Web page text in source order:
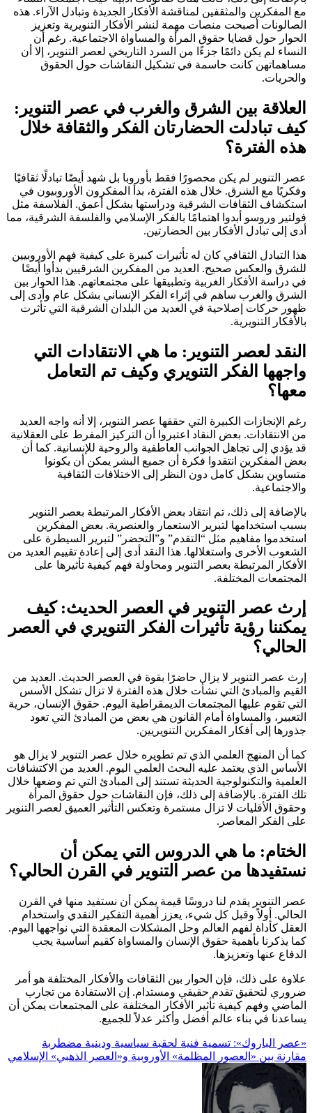
مع المفكرين والمثقفين لمناقشة الأفكار الجديدة وتبادل الآراء. هذه
الصالونات أصبحت منصات مهمة لنشر الأفكار التنويرية وتعزيز
الحوار حول قضايا حقوق المرأة والمساواة الاجتماعية. رغم أن
النساء لم يكن دائمًا جزءًا من السرد التاريخي لعصر التنوير، إلا أن
مساهماتهن كانت حاسمة في تشكيل النقاشات حول الحقوق
والحريات.
العلاقة بين الشرق والغرب في عصر التنوير:
كيف تبادلت الحضارتان الفكر والثقافة خلال
هذه الفترة؟
عصر التنوير لم يكن محصورًا فقط بأوروبا بل شهد أيضًا تبادلًا ثقافيًا
وفكريًا مع الشرق. خلال هذه الفترة، بدأ المفكرون الأوروبيون في
استكشاف الثقافات الشرقية ودراستها بشكل أعمق. الفلاسفة مثل
فولتير وروسو أبدوا اهتمامًا بالفكر الإسلامي والفلسفة الشرقية، مما
أدى إلى تبادل الأفكار بين الحضارتين.
هذا التبادل الثقافي كان له تأثيرات كبيرة على كيفية فهم الأوروبيين
للشرق والعكس صحيح. العديد من المفكرين الشرقيين بدأوا أيضًا
في دراسة الأفكار الغربية وتطبيقها على مجتمعاتهم. هذا الحوار بين
الشرق والغرب ساهم في إثراء الفكر الإنساني بشكل عام وأدى إلى
ظهور حركات إصلاحية في العديد من البلدان الشرقية التي تأثرت
بالأفكار التنويرية.
النقد لعصر التنوير: ما هي الانتقادات التي
واجهها الفكر التنويري وكيف تم التعامل
معها؟
رغم الإنجازات الكبيرة التي حققها عصر التنوير، إلا أنه واجه العديد
من الانتقادات. بعض النقاد اعتبروا أن التركيز المفرط على العقلانية
قد يؤدي إلى تجاهل الجوانب العاطفية والروحية للإنسانية. كما أن
بعض المفكرين انتقدوا فكرة أن جميع البشر يمكن أن يكونوا
متساوين بشكل كامل دون النظر إلى الاختلافات الثقافية
والاجتماعية.
بالإضافة إلى ذلك، تم انتقاد بعض الأفكار المرتبطة بعصر التنوير
بسبب استخدامها لتبرير الاستعمار والعنصرية. بعض المفكرين
استخدموا مفاهيم مثل “التقدم” و”التحضر” لتبرير السيطرة على
الشعوب الأخرى واستغلالها. هذا النقد أدى إلى إعادة تقييم العديد من
الأفكار المرتبطة بعصر التنوير ومحاولة فهم كيفية تأثيرها على
المجتمعات المختلفة.
إرث عصر التنوير في العصر الحديث: كيف
يمكننا رؤية تأثيرات الفكر التنويري في العصر
الحالي؟
إرث عصر التنوير لا يزال حاضرًا بقوة في العصر الحديث. العديد من
القيم والمبادئ التي نشأت خلال هذه الفترة لا تزال تشكل الأسس
التي تقوم عليها المجتمعات الديمقراطية اليوم. حقوق الإنسان، حرية
التعبير، والمساواة أمام القانون هي بعض من المبادئ التي تعود
جذورها إلى أفكار المفكرين التنويريين.
كما أن المنهج العلمي الذي تم تطويره خلال عصر التنوير لا يزال هو
الأساس الذي يعتمد عليه البحث العلمي اليوم. العديد من الاكتشافات
العلمية والتكنولوجية الحديثة تستند إلى المبادئ التي تم وضعها خلال
تلك الفترة. بالإضافة إلى ذلك، فإن النقاشات حول حقوق المرأة
وحقوق الأقليات لا تزال مستمرة وتعكس التأثير العميق لعصر التنوير
على الفكر المعاصر.
الختام: ما هي الدروس التي يمكن أن
نستفيدها من عصر التنوير في القرن الحالي؟
عصر التنوير يقدم لنا دروسًا قيمة يمكن أن نستفيد منها في القرن
الحالي. أولاً وقبل كل شيء، يعزز أهمية التفكير النقدي واستخدام
العقل كأداة لفهم العالم وحل المشكلات المعقدة التي نواجهها اليوم.
كما يذكرنا بأهمية حقوق الإنسان والمساواة كقيم أساسية يجب
الدفاع عنها وتعزيزها.
علاوة على ذلك، فإن الحوار بين الثقافات والأفكار المختلفة هو أمر
ضروري لتحقيق تقدم حقيقي ومستدام. إن الاستفادة من تجارب
الماضي وفهم كيفية تأثير الأفكار المختلفة على المجتمعات يمكن أن
يساعدنا في بناء عالم أفضل وأكثر عدلاً للجميع.
تصفّح
المقالات
​«عصر الباروك»: تسمية فنية لحقبة سياسية ودينية مضطربة
مقارنة بين «العصور المظلمة» الأوروبية و«العصر الذهبي» الإسلامي